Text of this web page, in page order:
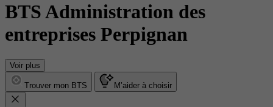
BTS Administration des
entreprises Perpignan
Voir plus
Trouver mon BTS M’aider à choisir